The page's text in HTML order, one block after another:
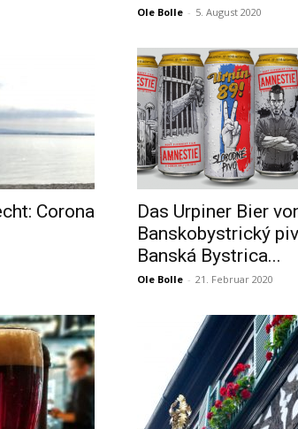
Ole Bolle - 5. August 2020
Corona
Das Urpiner Bier
Banskobystrický
Banská Bystrica...
Ole Bolle - 21. Februar 2020